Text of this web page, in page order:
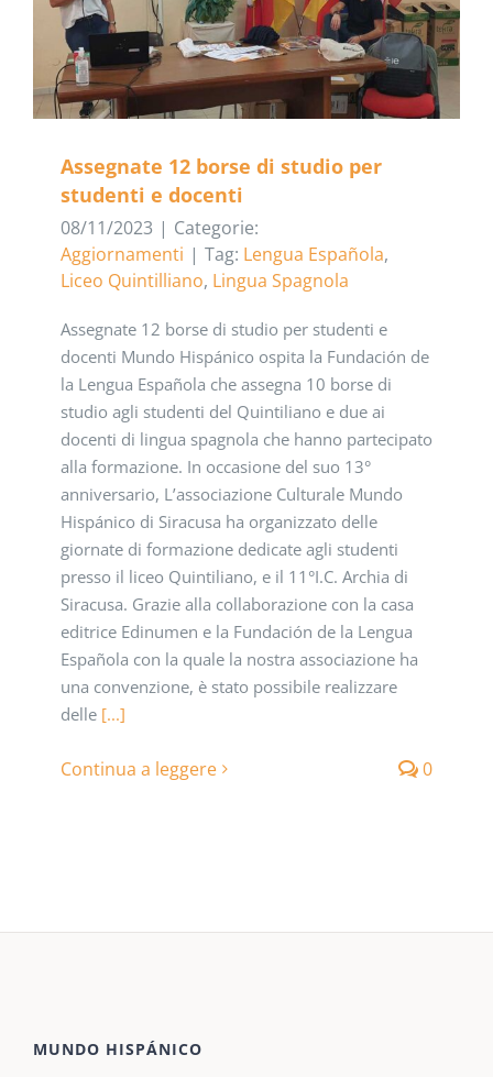
Assegnate 12 borse di studio per
studenti e docenti
08/11/2023 | Categorie:
Aggiornamenti | Tag: Lengua Española,
Liceo Quintilliano, Lingua Spagnola
Assegnate 12 borse di studio per studenti e
docenti Mundo Hispánico ospita la Fundación de
la Lengua Española che assegna 10 borse di
studio agli studenti del Quintiliano e due ai
docenti di lingua spagnola che hanno partecipato
alla formazione. In occasione del suo 13°
anniversario, L’associazione Culturale Mundo
Hispánico di Siracusa ha organizzato delle
giornate di formazione dedicate agli studenti
presso il liceo Quintiliano, e il 11°I.C. Archia di
Siracusa. Grazie alla collaborazione con la casa
editrice Edinumen e la Fundación de la Lengua
Española con la quale la nostra associazione ha
una convenzione, è stato possibile realizzare
delle [...]
Continua a leggere 0
MUNDO HISPÁNICO